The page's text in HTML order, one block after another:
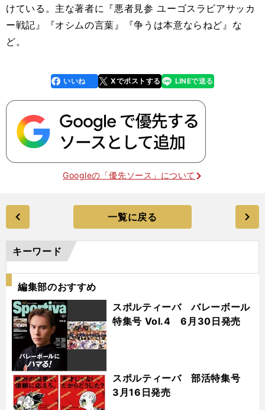
けている。主な著者に『悪者見参 ユーゴスラビアサッカ
ー戦記』『オシムの言葉』『争うは本意ならねど』な
ど。
faceboo
k
いいね Xでポストする
line LINEで送る
Googleの「優先ソース」について
一覧に戻る
キーワード
編集部のおすすめ
スポルティーバ バレーボール
特集号 Vol.4 6月30日発売
スポルティーバ 部活特集号
3月16日発売